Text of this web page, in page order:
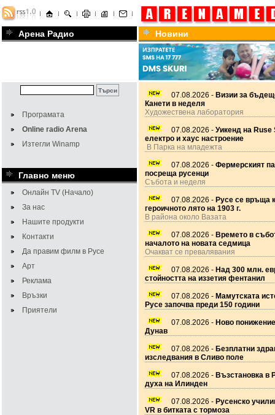
Арена Радио Новини
Програмата
Online radio Arena
Изтегли Winamp
Главно меню
Онлайн TV (Начало)
За нас
Нашите продукти
Контакти
Да правим филм в Русе
Арт
Реклама
Връзки
Приятели
07.08.2026 - Визии за
Канети в неделя
Художествена лаборатория
07.08.2026 - Уикенд на Ruse
електро и хаус настроение
В Парка на младежта
07.08.2026 - Фермерският
посреща русенци
Събота и неделя
07.08.2026 - Русе се връща
героичното лято на 1903 г.
В района около Вазата
07.08.2026 - Времето в
началото на новата седмица
Очакват се превалявания
07.08.2026 - Над 300 млн.
стойността на иззетия фентанил
07.08.2026 - Мамутската
Русе започва преди 150 години
07.08.2026 - Ново
Дунав
07.08.2026 - Безплатни
изследвания в Сливо поле
07.08.2026 - Възстановка в
духа на Илинден
07.08.2026 - Русенско
VR в битката с тормоза